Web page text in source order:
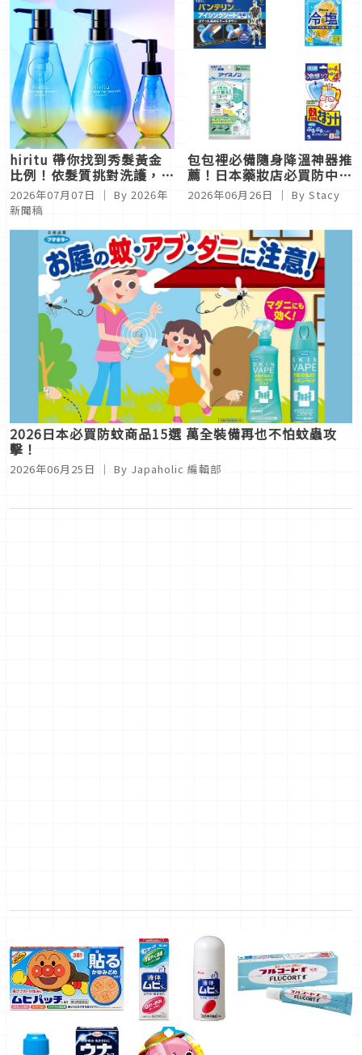
hiritu 帶你找到秀髮黃金
比例！依髮質挑對洗護，打
造日系女孩柔順髮
2026年07月07日 ｜ By 2026年
新聞稿
包包裡必備隨身降溫神器推
薦！日本藥妝店必買防中暑
小物5選
2026年06月26日 ｜ By Stacy
2026日本必買防蚊商品15選 萬全裝備再也不怕蚊蟲攻
擊！
2026年06月25日 ｜ By Japaholic 編輯部